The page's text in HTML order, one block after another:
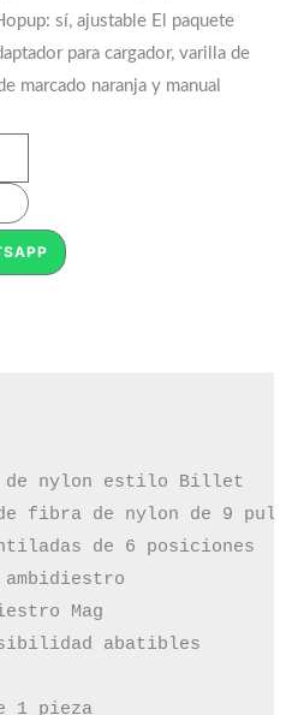
sí, ajustable El paquete
para cargador, varilla de
marcado naranja y manual
de nylon estilo Billet
fibra de nylon de 9
de 6 posiciones
Mag
abatibles
1 pieza